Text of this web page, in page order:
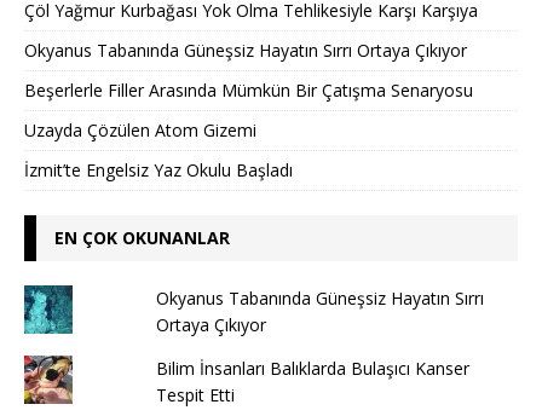
Çöl Yağmur Kurbağası Yok Olma Tehlikesiyle Karşı Karşıya
Okyanus Tabanında Güneşsiz Hayatın Sırrı Ortaya Çıkıyor
Beşerlerle Filler Arasında Mümkün Bir Çatışma Senaryosu
Uzayda Çözülen Atom Gizemi
İzmit’te Engelsiz Yaz Okulu Başladı
EN ÇOK OKUNANLAR
Okyanus Tabanında Güneşsiz Hayatın Sırrı
Ortaya Çıkıyor
Bilim İnsanları Balıklarda Bulaşıcı Kanser
Tespit Etti